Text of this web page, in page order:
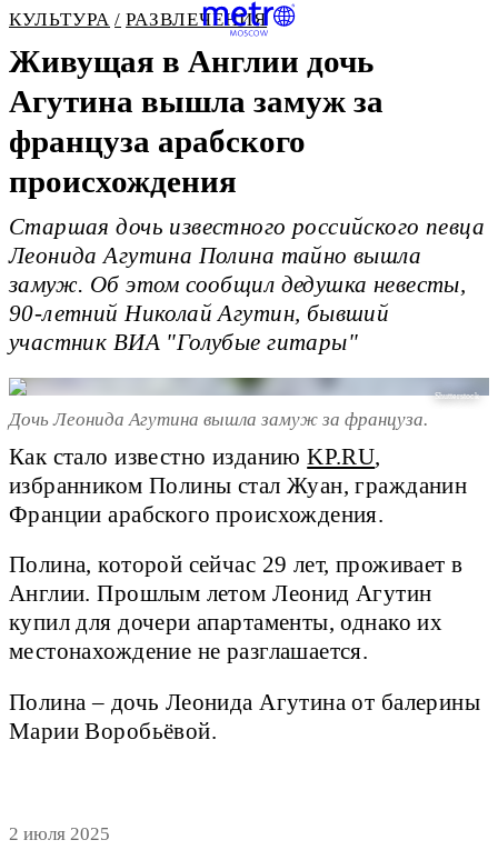
КУЛЬТУРА РАЗВЛЕЧЕНИЯ
Живущая в Англии дочь
Агутина вышла замуж за
француза арабского
происхождения
Старшая дочь известного российского певца
Леонида Агутина Полина тайно вышла
замуж. Об этом сообщил дедушка невесты,
90-летний Николай Агутин, бывший
участник ВИА "Голубые гитары"
Shutterstock
Дочь Леонида Агутина вышла замуж за француза.
Как стало известно изданиюKP.RU,
избранником Полины стал Жуан, гражданин
Франции арабского происхождения.
Полина, которой сейчас 29 лет, проживает в
Англии. Прошлым летом Леонид Агутин
купил для дочери апартаменты, однако их
местонахождение не разглашается.
Полина – дочь Леонида Агутина от балерины
Марии Воробьёвой.
2 июля 2025